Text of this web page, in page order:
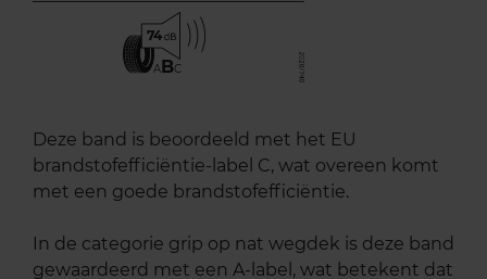
74
ABC
Deze band is beoordeeld met het EU
brandstofefficiëntie-label C, wat overeen komt
met een goede brandstofefficiëntie.
In de categorie grip op nat wegdek is deze band
gewaardeerd met een A-label, wat betekent dat